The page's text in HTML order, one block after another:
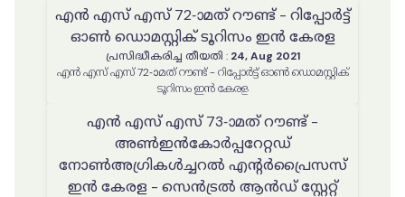
എൻ എസ് എസ് 72-ാമത് റൗണ്ട് - റിപ്പോർട്ട്
ഓൺ ഡൊമസ്റ്റിക് ടൂറിസം ഇൻ കേരള
പ്രസിദ്ധീകരിച്ച തീയതി : 24, Aug 2021
എൻ എസ് എസ് 72-ാമത് റൗണ്ട് - റിപ്പോർട്ട് ഓൺ ഡൊമസ്റ്റിക്
ടൂറിസം ഇൻ കേരള
എൻ എസ് എസ് 73-ാമത് റൗണ്ട് -
അൺഇൻകോർപ്പറേറ്റഡ്
നോൺഅഗ്രികൾച്ചറൽ എന്റർപ്രൈസസ്
ഇൻ കേരള - സെൻട്രൽ ആൻഡ് സ്റ്റേറ്റ്